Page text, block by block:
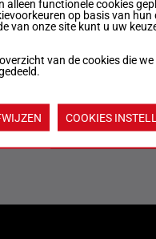
alleen functionele cookies
op basis van hun
van onze site kunt u uw
van de cookies die we
COOKIES